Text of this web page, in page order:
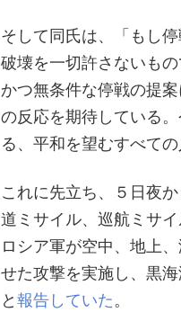
そして同氏は、「もし
破壊を一切許さないも
かつ無条件な停戦の提
の反応を期待している
る、平和を望むすべて
これに先立ち、５日夜
道ミサイル、巡航ミサ
ロシア軍が空中、地上
せた攻撃を実施し、黒
と 報告していた 。